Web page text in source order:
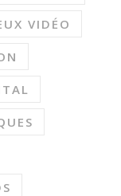
VIDÉO